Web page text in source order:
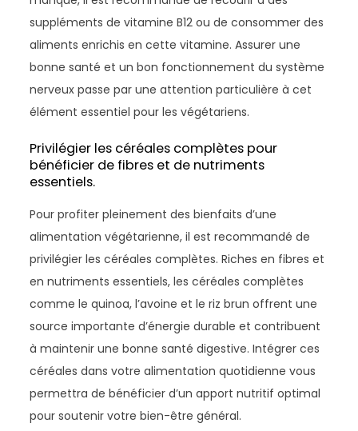
suppléments de vitamine B12 ou de consommer des
aliments enrichis en cette vitamine. Assurer une
bonne santé et un bon fonctionnement du système
nerveux passe par une attention particulière à cet
élément essentiel pour les végétariens.
Privilégier les céréales complètes pour
bénéficier de fibres et de nutriments
essentiels.
Pour profiter pleinement des bienfaits d’une
alimentation végétarienne, il est recommandé de
privilégier les céréales complètes. Riches en fibres et
en nutriments essentiels, les céréales complètes
comme le quinoa, l’avoine et le riz brun offrent une
source importante d’énergie durable et contribuent
à maintenir une bonne santé digestive. Intégrer ces
céréales dans votre alimentation quotidienne vous
permettra de bénéficier d’un apport nutritif optimal
pour soutenir votre bien-être général.